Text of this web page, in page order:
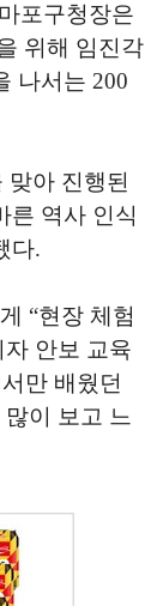
포구청장은
위해 임진각
나서는 200
맞아 진행된
른 역사 인식
다.
“현장 체험
안보 교육
만 배웠던
이 보고 느